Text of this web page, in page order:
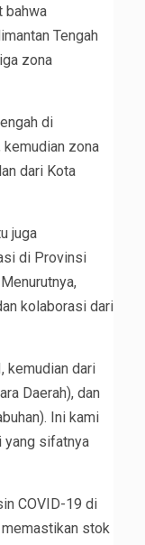
bahwa
Tengah
zona
di
kemudian zona
dari Kota
juga
di Provinsi
kolaborasi dari
kemudian dari
Daerah), dan
Ini kami
yang sifatnya
COVID-19 di
stok